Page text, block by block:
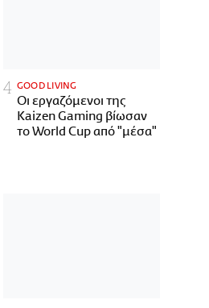
GOOD LIVING
Οι εργαζόμενοι της
Kaizen Gaming βίωσαν
το World Cup από "μέσα"